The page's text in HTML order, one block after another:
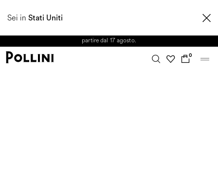
Sei in Stati Uniti
AUTUNNO/INVERNO 2026. Dall'8 al 16 agosto il Servizio Clienti non sarà
partire dal 17 agosto.
0